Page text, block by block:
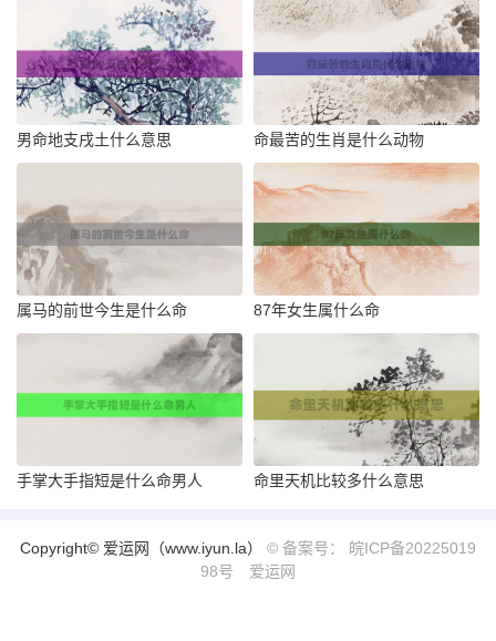
男命地支戌土什么意思 命最苦的生肖是什么动物
属马的前世今生是什么命 87年女生属什么命
手掌大手指短是什么命男人 命里天机比较多什么意思
Copyright© 爱运网（www.iyun.la） © 备案号： 皖ICP备20225019
98号
爱运网